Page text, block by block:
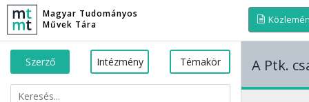
Magyar Tudományos
Művek Tára
Szerző Intézmény Témakör A Ptk.